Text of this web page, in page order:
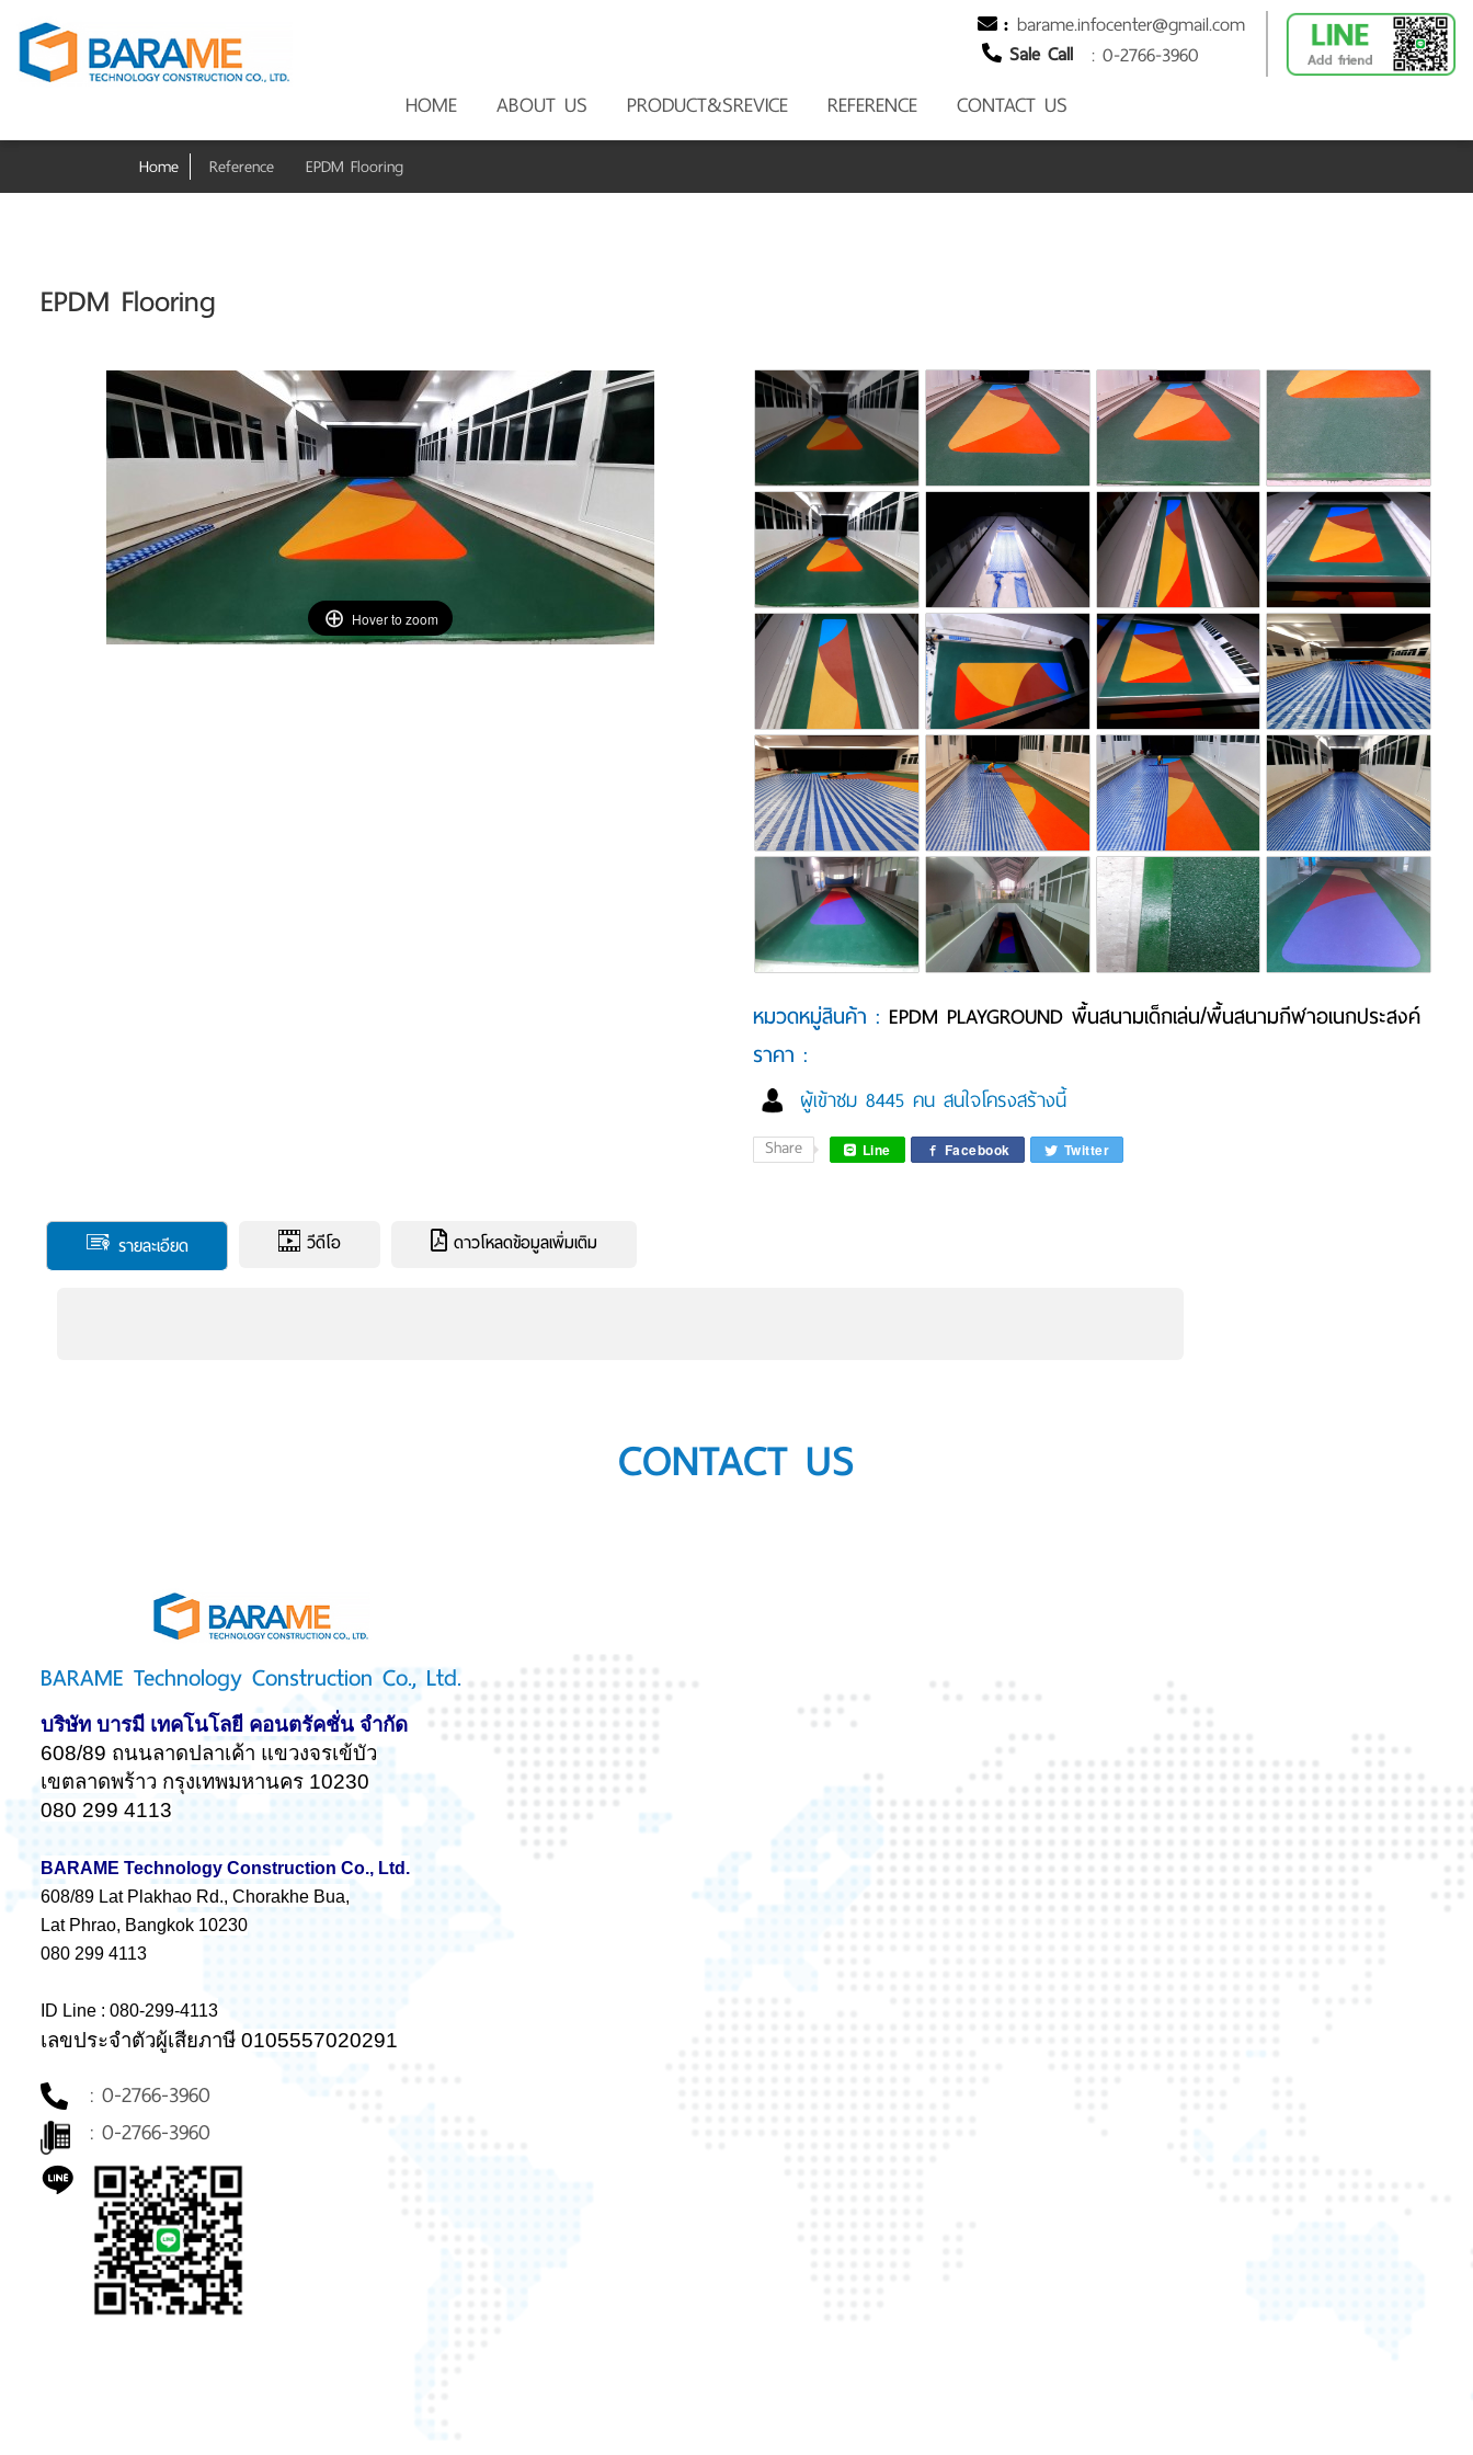
: barame.infocenter@gmail.com
Sale Call : 0-2766-3960
HOME ABOUT US PRODUCT&SREVICE REFERENCE CONTACT US
Home Reference EPDM Flooring
EPDM Flooring
Hover to zoom
หมวดหมู่สินค้า : EPDM PLAYGROUND พื้นสนามเด็กเล่น/พื้นสนามกีฬาอเนกประสงค์
ราคา :
ผู้เข้าชม 8445 คน สนใจโครงสร้างนี้
Share Line Facebook Twitter
รายละเอียด วีดีโอ ดาวโหลดข้อมูลเพิ่มเติม
CONTACT US
BARAME Technology Construction Co., Ltd.
บริษัท บารมี เทคโนโลยี คอนตรัคชั่น จำกัด
608/89 ถนนลาดปลาเค้า แขวงจรเข้บัว
เขตลาดพร้าว กรุงเทพมหานคร 10230
080 299 4113
BARAME Technology Construction Co., Ltd.
608/89 Lat Plakhao Rd., Chorakhe Bua,
Lat Phrao, Bangkok 10230
080 299 4113
ID Line : 080-299-4113
เลขประจำตัวผู้เสียภาษี 0105557020291
: 0-2766-3960
: 0-2766-3960